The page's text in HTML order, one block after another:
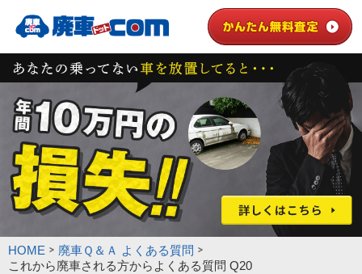
HOME
廃車Ｑ＆Ａ よくある質問
これから廃車される方からよくある質問 Q20